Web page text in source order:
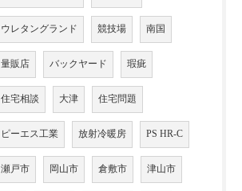
ウレタングランド 競技場 南国
量販店 バックヤード 瑕疵
住宅相談 大津 住宅問題
ピーエス工業 放射冷暖房 PS HR-C
瀬戸市 岡山市 倉敷市 津山市